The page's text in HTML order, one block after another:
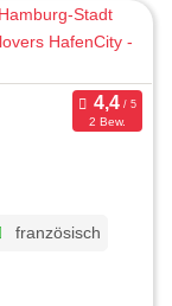
2 Bew.
französisch